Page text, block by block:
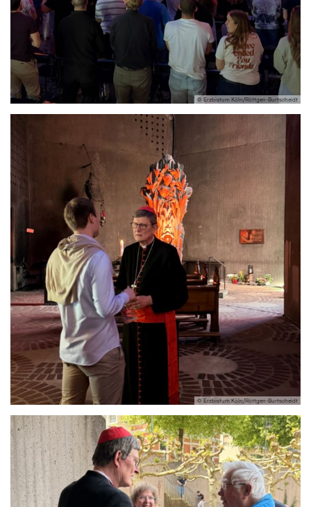
© Erzbistum Köln/Röttgen-Burtscheidt
© Erzbistum Köln/Röttgen-Burtscheidt